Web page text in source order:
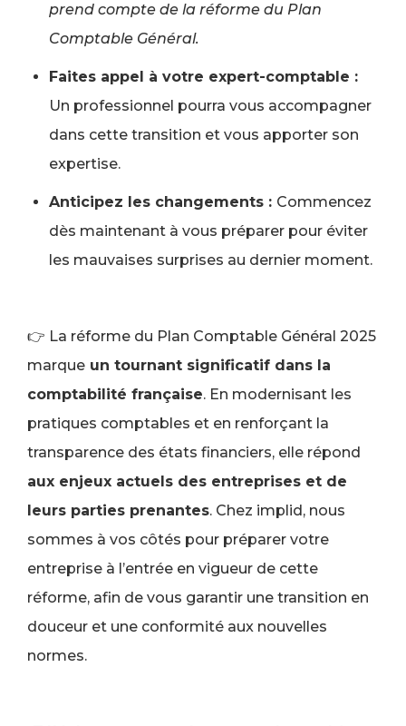
prend compte de la réforme du Plan
Comptable Général.
Faites appel à votre expert-comptable :
Un professionnel pourra vous accompagner
dans cette transition et vous apporter son
expertise.
Anticipez les changements : Commencez
dès maintenant à vous préparer pour éviter
les mauvaises surprises au dernier moment.
👉 La réforme du Plan Comptable Général 2025
marque un tournant significatif dans la
comptabilité française. En modernisant les
pratiques comptables et en renforçant la
transparence des états financiers, elle répond
aux enjeux actuels des entreprises et de
leurs parties prenantes. Chez implid, nous
sommes à vos côtés pour préparer votre
entreprise à l’entrée en vigueur de cette
réforme, afin de vous garantir une transition en
douceur et une conformité aux nouvelles
normes.